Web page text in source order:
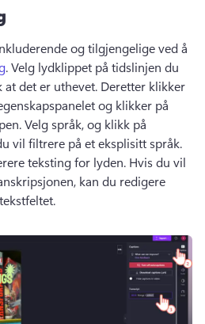
og tilgjengelige ved å
. Velg lydklippet på tidslinjen du
det er uthevet. Deretter klikker
og klikker på
Velg språk, og klikk på
teksting for lyden. Hvis du vil
kan du redigere